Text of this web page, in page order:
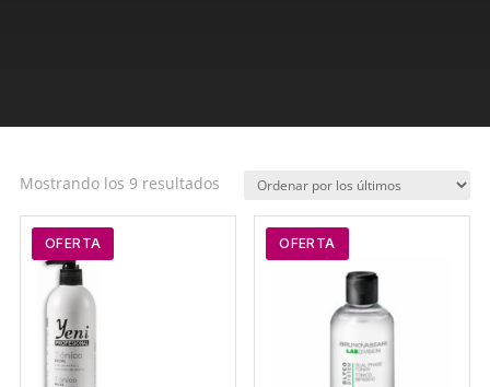
Mostrando los 9 resultadosOrdenado
últimos
OFERTA OFERTA